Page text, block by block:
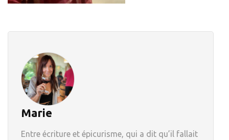
Marie
Entre écriture et épicurisme, qui a dit qu’il fallait